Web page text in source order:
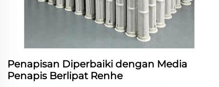
Penapisan Diperbaiki dengan Media
Penapis Berlipat Renhe